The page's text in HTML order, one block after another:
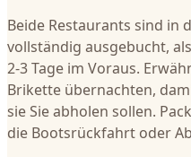
Beide Restaurants sind in
vollständig ausgebucht,
2-3 Tage im Voraus.
Brikette übernachten,
sie Sie abholen sollen.
die Bootsrückfahrt oder